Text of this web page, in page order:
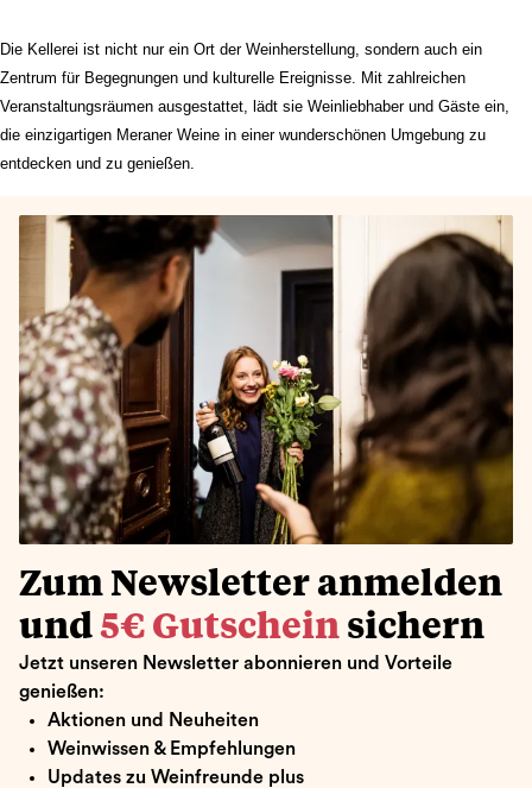
Die Kellerei ist nicht nur ein Ort der Weinherstellung, sondern auch ein
Zentrum für Begegnungen und kulturelle Ereignisse. Mit zahlreichen
Veranstaltungsräumen ausgestattet, lädt sie Weinliebhaber und Gäste ein,
die einzigartigen Meraner Weine in einer wunderschönen Umgebung zu
entdecken und zu genießen.
Zum Newsletter anmelden
und 5€ Gutschein sichern
Jetzt unseren Newsletter abonnieren und Vorteile
genießen:
Aktionen und Neuheiten
Weinwissen & Empfehlungen
Updates zu Weinfreunde plus